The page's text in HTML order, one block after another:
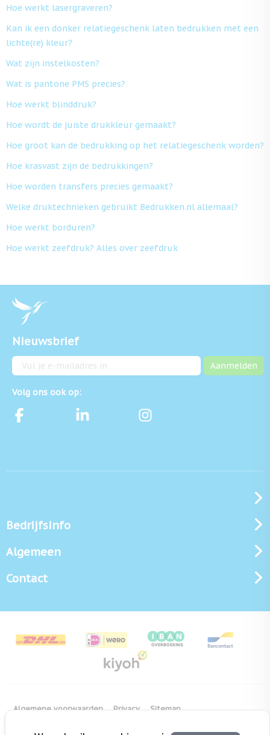
Hoe werkt lasergraveren?
Kan ik een donker relatiegeschenk laten bedrukken met een
lichte(re) kleur?
Wat zijn instelkosten?
Wat is pantone PMS precies?
Hoe werkt blinddruk?
Hoe wordt de juiste drukkleur gemaakt?
Hoe groot kan de bedrukking op het relatiegeschenk worden?
Hoe krasvast zijn de bedrukkingen?
Hoe worden transfers precies gemaakt?
Welke druktechnieken gebruikt Bedrukken.nl allemaal?
Hoe werkt borduren?
Hoe werkt zeefdruk? Alles over zeefdruk
Nieuwsbrief
E-mailadres Aanmelden
Volg ons ook op:
Bedrijfsinfo
Algemeen
Contact
Algemene voorwaarden Privacy Sitemap
Copyright Bedrukken.nl Pas cookie instellingen aan